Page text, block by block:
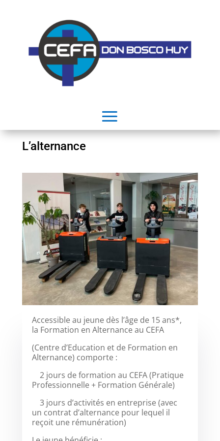
L’alternance
Accessible au jeune dès l’âge de 15 ans*,
la Formation en Alternance au CEFA
(Centre d’Education et de Formation en
Alternance) comporte :
2 jours de formation au CEFA (Pratique
Professionnelle + Formation Générale)
3 jours d’activités en entreprise (avec
un contrat d’alternance pour lequel il
reçoit une rémunération)